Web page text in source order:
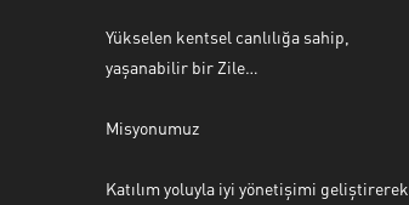
Yükselen kentsel canlılığa sahip,
yaşanabilir bir Zile…
Misyonumuz
Katılım yoluyla iyi yönetişimi geliştirerek,